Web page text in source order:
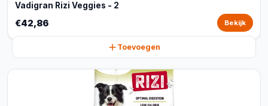
Vadigran Rizi Veggies - 2
€42,86 Bekijk
Toevoegen